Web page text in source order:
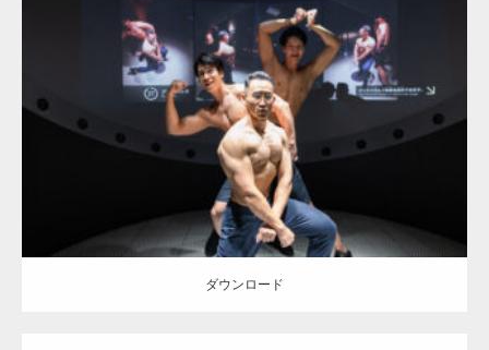
Update:2025.10.30
科学技術館のマッチョ オレンジの人 AKIHITO(細マッチョ)
SOSUKE 外資系筋肉 大胸筋 千代田区（東京）
ダウンロード
ダウンロード